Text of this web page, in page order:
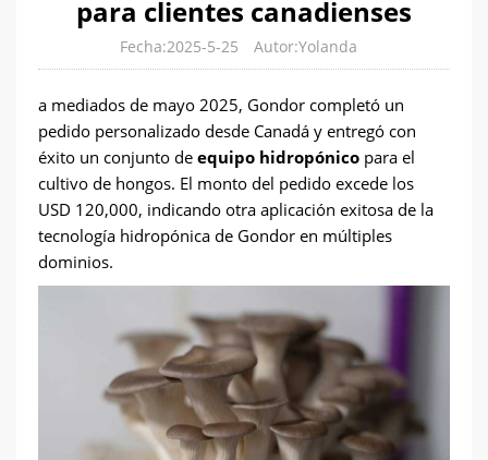
para clientes canadienses
Fecha:2025-5-25 Autor:Yolanda
a mediados de mayo 2025, Gondor completó un
pedido personalizado desde Canadá y entregó con
éxito un conjunto de equipo hidropónico para el
cultivo de hongos. El monto del pedido excede los
USD 120,000, indicando otra aplicación exitosa de la
tecnología hidropónica de Gondor en múltiples
dominios.